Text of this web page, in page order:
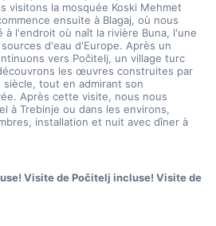
visitons la mosquée Koski Mehmet
ensuite à Blagaj, où nous
à l'endroit où naît la rivière Buna, l'une
d'eau d'Europe. Après un
vers Počitelj, un village turc
les œuvres construites par
siècle, tout en admirant son
Après cette visite, nous nous
à Trebinje ou dans les environs,
installation et nuit avec dîner à
Visite de Počitelj incluse! Visite de